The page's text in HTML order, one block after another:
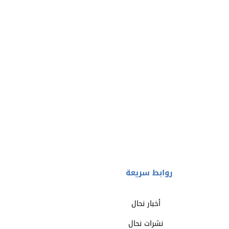
روابط سريعة
أخبار نحال
نشرات نحال